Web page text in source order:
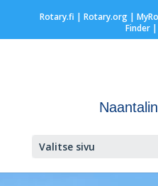
Rotary.fi | Rotary.org|
Finder|
Valitse sivu